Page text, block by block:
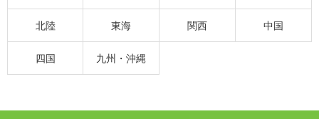
北陸 東海 関西 中国
四国 九州・沖縄